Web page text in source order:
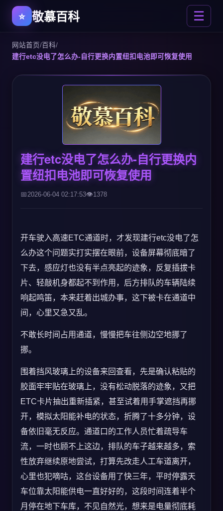
敬慕百科 ☰
网站首页/百科/
建行etc没电了怎么办-自行更换内置纽扣电池即可恢复使用
建行etc没电了怎么办-自行更换内
置纽扣电池即可恢复使用
2026-06-04 02:17:53 1378
开车驶入高速ETC通道时，才发现建行etc没电了怎
么办这个问题实打实摆在眼前，设备屏幕彻底暗了
下去，感应灯也没有半点亮起的迹象，反复插拔卡
片、轻敲机身都起不到作用，后方排队的车辆陆续
响起鸣笛，本来赶着出城办事，这下被卡在通道中
间，心里又急又乱。
不敢长时间占用通道，慢慢把车往侧边空地挪了
挪。
围着挡风玻璃上的设备来回查看，先是确认粘贴的
胶面牢牢贴在玻璃上，没有松动脱落的迹象，又把
ETC卡片抽出重新插紧，甚至试着用手掌遮挡再挪
开，模拟太阳能补电的状态，折腾了十多分钟，设
备依旧毫无反应。通道口的工作人员忙着疏导车
流，一时也顾不上这边，排队的车子越来越多，索
性放弃继续原地尝试，打算先改走人工车道离开，
心里也犯嘀咕，这台设备用了快三年，平时停露天
车位靠太阳能供电一直好好的，这段时间连着半个
月停在地下车库，不见自然光，想来是电量彻底耗